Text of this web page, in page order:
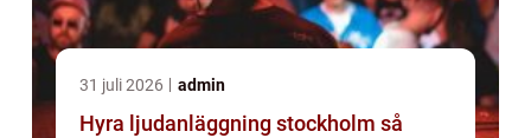
31 juli 2026 admin
Hyra ljudanläggning stockholm så